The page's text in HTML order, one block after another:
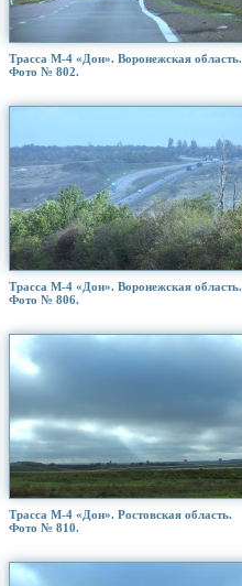
Трасса М-4 «Дон». Воронежская область.
Фото № 802.
Трасса М-4 «Дон». Воронежская область.
Фото № 806.
Трасса М-4 «Дон». Ростовская область.
Фото № 810.